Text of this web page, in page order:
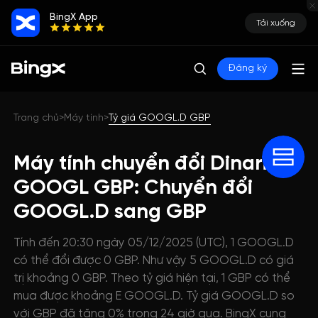
BingX App
Tải xuống
Đăng ký
Trang chủ>Máy tính>Tỷ giá GOOGL.D GBP
Máy tính chuyển đổi Dinari
GOOGL GBP: Chuyển đổi
GOOGL.D sang GBP
Tính đến 20:30 ngày 05/12/2025 (UTC), 1 GOOGL.D
có thể đổi được 0 GBP. Như vậy 5 GOOGL.D có giá
trị khoảng 0 GBP. Theo tỷ giá hiện tại, 1 GBP có thể
mua được khoảng E GOOGL.D. Tỷ giá GOOGL.D so
với GBP đã tăng 0% trong 24 giờ qua. BingX cung